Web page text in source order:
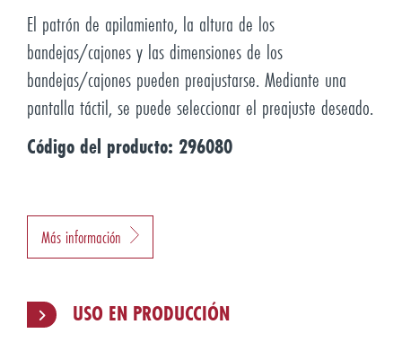
El patrón de apilamiento, la altura de los
bandejas/cajones y las dimensiones de los
bandejas/cajones pueden preajustarse. Mediante una
pantalla táctil, se puede seleccionar el preajuste deseado.
Código del producto: 296080
Más información
USO EN PRODUCCIÓN